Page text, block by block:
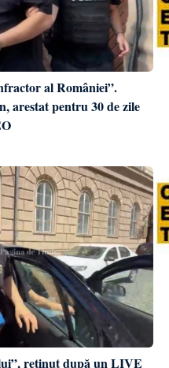
al României”.
arestat pentru 30 de zile
reținut după un LIVE